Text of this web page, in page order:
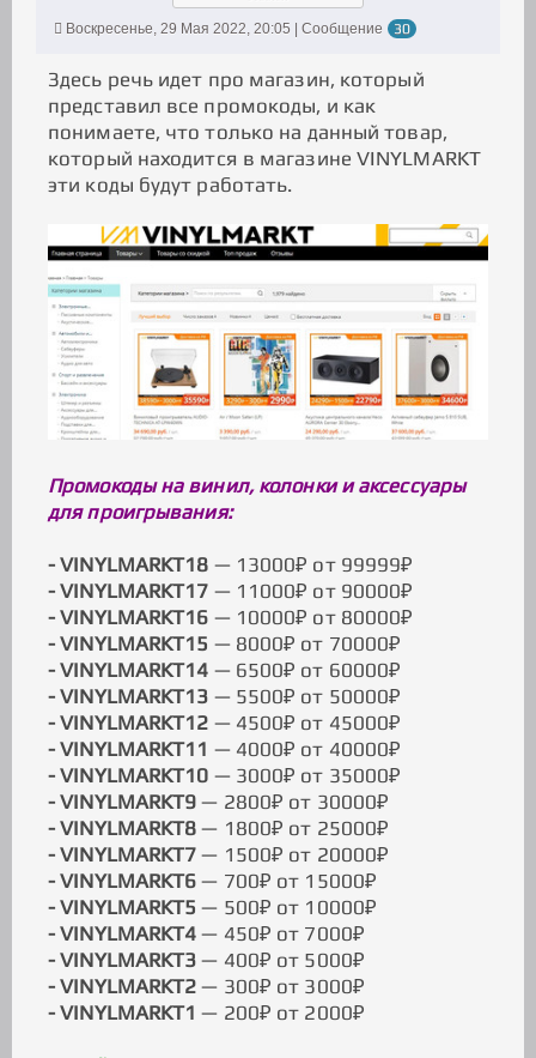
Воскресенье, 29 Мая 2022, 20:05 | Сообщение
30
Здесь речь идет про магазин, который
представил все промокоды, и как
понимаете, что только на данный товар,
который находится в магазине VINYLMARKT
эти коды будут работать.
Промокоды на винил, колонки и аксессуары
для проигрывания:
- VINYLMARKT18 — 13000₽ от 99999₽
- VINYLMARKT17 — 11000₽ от 90000₽
- VINYLMARKT16 — 10000₽ от 80000₽
- VINYLMARKT15 — 8000₽ от 70000₽
- VINYLMARKT14 — 6500₽ от 60000₽
- VINYLMARKT13 — 5500₽ от 50000₽
- VINYLMARKT12 — 4500₽ от 45000₽
- VINYLMARKT11 — 4000₽ от 40000₽
- VINYLMARKT10 — 3000₽ от 35000₽
- VINYLMARKT9 — 2800₽ от 30000₽
- VINYLMARKT8 — 1800₽ от 25000₽
- VINYLMARKT7 — 1500₽ от 20000₽
- VINYLMARKT6 — 700₽ от 15000₽
- VINYLMARKT5 — 500₽ от 10000₽
- VINYLMARKT4 — 450₽ от 7000₽
- VINYLMARKT3 — 400₽ от 5000₽
- VINYLMARKT2— 300₽ от 3000₽
- VINYLMARKT1 — 200₽ от 2000₽